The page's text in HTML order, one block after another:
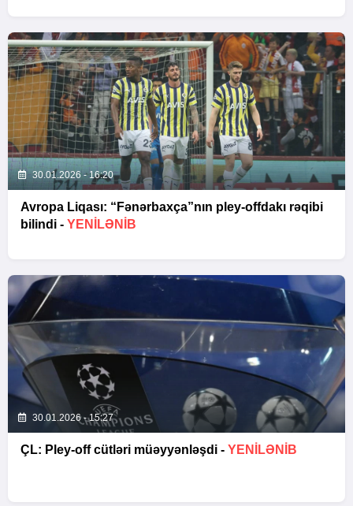
30.01.2026 - 16:20
Avropa Liqası: “Fənərbaxça”nın pley-offdakı rəqibi
bilindi - YENİLƏNİB
30.01.2026 - 15:27
ÇL: Pley-off cütləri müəyyənləşdi - YENİLƏNİB